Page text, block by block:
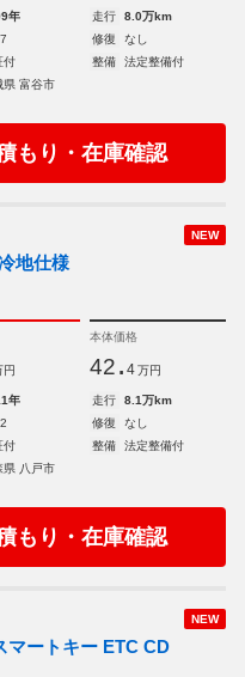
年 走行
8.0万km
修復
なし
付 整備
法定整備付
県 富谷市
もり・在庫確認
NEW
地仕様
円
本体価格
42. 4 万円
年 走行
8.1万km
修復
なし
付 整備
法定整備付
県 八戸市
もり・在庫確認
NEW
マートキー ETC CD